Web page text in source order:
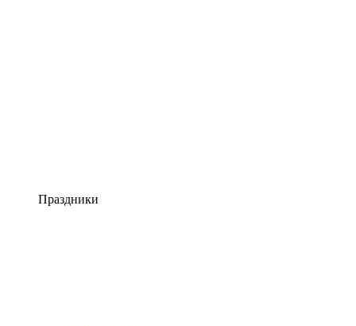
Праздники